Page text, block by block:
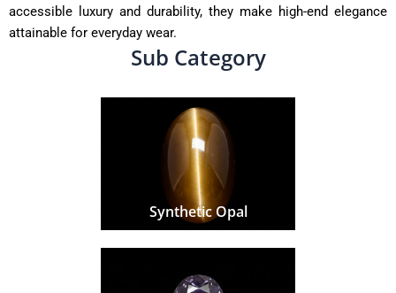
accessible luxury and durability, they make high-end elegance
attainable for everyday wear.
Sub Category
Synthetic Opal